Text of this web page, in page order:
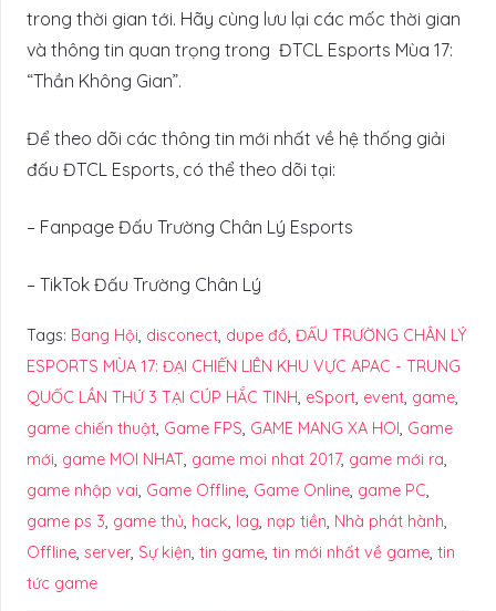
trong thời gian tới. Hãy cùng lưu lại các mốc thời gian
và thông tin quan trọng trong ĐTCL Esports Mùa 17:
“Thần Không Gian”.
Để theo dõi các thông tin mới nhất về hệ thống giải
đấu ĐTCL Esports, có thể theo dõi tại:
– Fanpage Đấu Trường Chân Lý Esports
– TikTok Đấu Trường Chân Lý
Tags: Bang Hội, disconect, dupe đồ, ĐẤU TRƯỜNG CHÂN LÝ
ESPORTS MÙA 17: ĐẠI CHIẾN LIÊN KHU VỰC APAC - TRUNG
QUỐC LẦN THỨ 3 TẠI CÚP HẮC TINH, eSport, event, game,
game chiến thuật, Game FPS, GAME MANG XA HOI, Game
mới, game MOI NHAT, game moi nhat 2017, game mới ra,
game nhập vai, Game Offline, Game Online, game PC,
game ps 3, game thủ, hack, lag, nạp tiền, Nhà phát hành,
Offline, server, Sự kiện, tin game, tin mới nhất về game, tin
tức game